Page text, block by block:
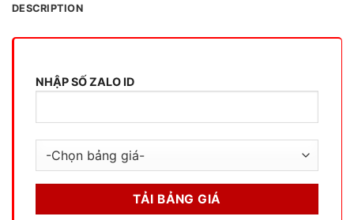
DESCRIPTION
NHẬP SỐ ZALO ID